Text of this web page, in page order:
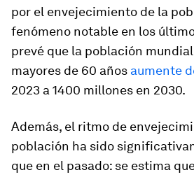
por el envejecimiento de la
fenómeno notable en los
prevé que la población
mayores de 60 años aumente
2023 a 1400 millones en 2030.
Además, el ritmo de
población ha sido
que en el pasado: se estima